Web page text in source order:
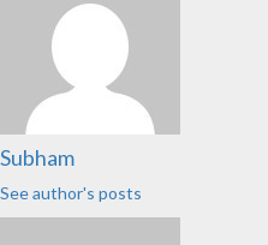
Subham
See author's posts